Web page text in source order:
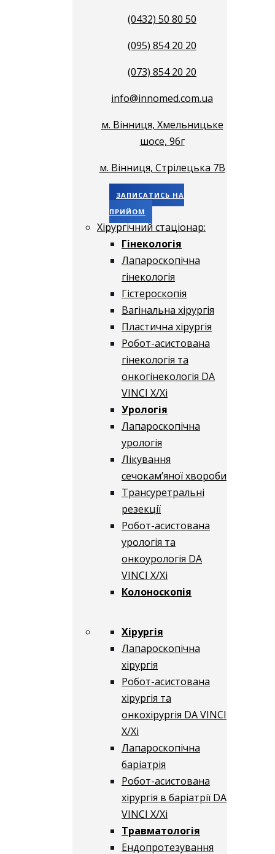
(0432) 50 80 50
(095) 854 20 20
(073) 854 20 20
info@innomed.com.ua
м. Вінниця, Хмельницьке
шосе, 96г
м. Вінниця, Стрілецька 7В
ЗАПИСАТИСЬ НА
ПРИЙОМ
Хірургічний стаціонар:
Гінекологія
Лапароскопічна
гінекологія
Гістероскопія
Вагінальна хірургія
Пластична хірургія
Робот-асистована
гінекологія та
онкогінекологія DA
VINCI X/Xі
Урологія
Лапароскопічна
урологія
Лікування
сечокам’яної хвороби
Трансуретральні
резекції
Робот-асистована
урологія та
онкоурологія DA
VINCI X/Xі
Колоноскопія
Хірургія
Лапароскопічна
хірургія
Робот-асистована
хірургія та
онкохірургія DA VINCI
X/Xі
Лапароскопічна
баріатрія
Робот-асистована
хірургія в баріатрії DA
VINCI X/Xі
Травматологія
Ендопротезування